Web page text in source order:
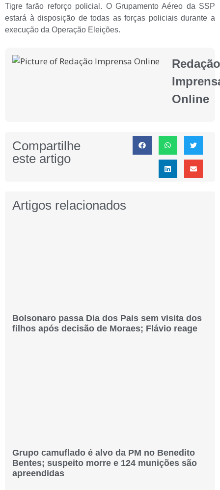
Tigre farão reforço policial. O Grupamento Aéreo da SSP
estará à disposição de todas as forças policiais durante a
execução da Operação Eleições.
Redação
Online
Compartilhe
este artigo
Artigos relacionados
Bolsonaro passa Dia dos Pais sem visita dos
filhos após decisão de Moraes; Flávio reage
Grupo camuflado é alvo da PM no Benedito
Bentes; suspeito morre e 124 munições são
apreendidas